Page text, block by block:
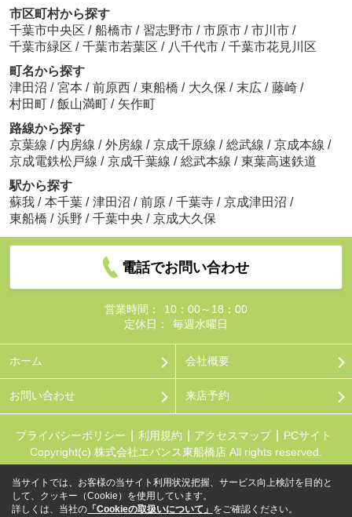
市区町村から探す
千葉市中央区 / 船橋市 / 習志野市 / 市原市 / 市川市 /
千葉市緑区 / 千葉市若葉区 / 八千代市 / 千葉市花見川区
町名から探す
津田沼 / 宮本 / 前原西 / 東船橋 / 大久保 / 末広 / 藤崎 /
村田町 / 飯山満町 / 矢作町
路線から探す
京葉線 / 内房線 / 外房線 / 京成千原線 / 総武線 / 京成本線 /
京成電鉄松戸線 / 京成千葉線 / 総武本線 / 東葉高速鉄道
駅から探す
蘇我 / 本千葉 / 津田沼 / 前原 / 千葉寺 / 京成津田沼 /
東船橋 / 浜野 / 千葉中央 / 京成大久保
電話でお問い合わせ
営業時間：
10：00～18：00
定休日：
毎週水曜日
ホーム 会社概要
お問い合わせ 来店予約
プライバシーポリシー 利用規約 アクセスマップ
PCサイト
Copyright(c) 株式会社エバンス東船橋店 All rights reserved.
当サイトでは、お客様の当サイト利用状況把握、サービス向上検討を目的と
して、クッキー（Cookie）を使用しています。
詳しくは、当社の 「Cookieの取扱いについて」 をご確認ください。